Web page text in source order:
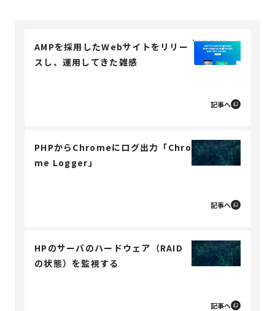
AMPを採用したWebサイトをリリー
スし、運用してきた雑感
記事へ
PHPからChromeにログ出力「Chro
me Logger」
記事へ
HPのサーバのハードウェア（RAID
の状態）を監視する
記事へ